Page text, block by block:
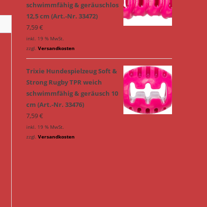
schwimmfähig & geräuschlos
12,5 cm (Art.-Nr. 33472)
7,59€
inkl. 19 % MwSt.
zzgl. Versandkosten
Trixie Hundespielzeug Soft &
Strong Rugby TPR weich
schwimmfähig & geräusch 10
cm (Art.-Nr. 33476)
7,59€
inkl. 19 % MwSt.
zzgl. Versandkosten